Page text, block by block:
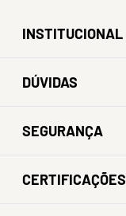
INSTITUCIONAL
DÚVIDAS
SEGURANÇA
CERTIFICAÇÕES